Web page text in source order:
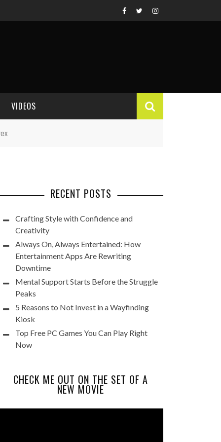
VIDEOS
RECENT POSTS
Crafting Style with Confidence and
Creativity
Always On, Always Entertained: How
Entertainment Apps Are Rewriting
Downtime
Mental Support Starts Before the Struggle
Peaks
5 Reasons to Not Invest in a Wayfinding
Kiosk
Top Free PC Games You Can Play Right
Now
CHECK ME OUT ON THE SET OF A
NEW MOVIE